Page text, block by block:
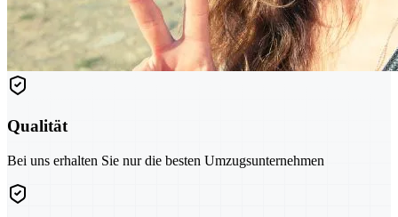
Qualität
Bei uns erhalten Sie nur die besten Umzugsunternehmen